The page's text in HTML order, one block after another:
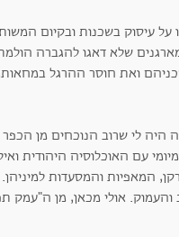
על עיסוק בשכנות ובקיום
שלא דאגו להגברה
ואת חוסר ההרגל
היה לי שרוב הנוכחים מן
עם האוכלוסיה היהודית
המאפיות והמסעדות למיניהן.
והעמוק. אולי מכאן, מן ה"עמק